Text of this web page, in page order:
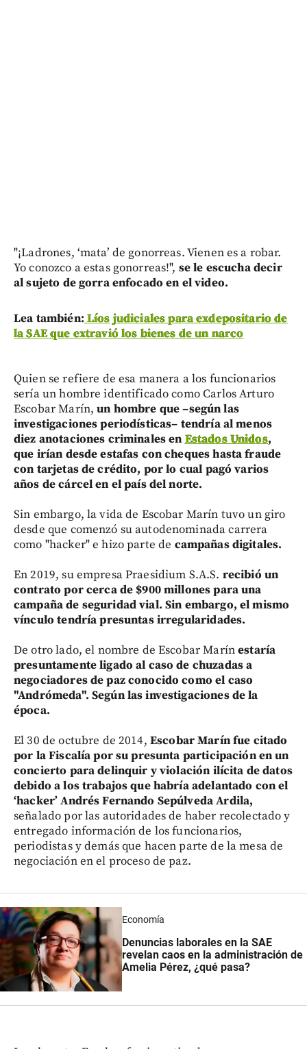
"¡Ladrones, ‘mata’ de gonorreas. Vienen es a robar.
Yo conozco a estas gonorreas!", se le escucha decir
al sujeto de gorra enfocado en el video.
Lea también: Líos judiciales para exdepositario de
la SAE que extravió los bienes de un narco
Quien se refiere de esa manera a los funcionarios
sería un hombre identificado como Carlos Arturo
Escobar Marín,un hombre que –según las
investigaciones periodísticas– tendría al menos
diez anotaciones criminales en Estados Unidos,
que irían desde estafas con cheques hasta fraude
con tarjetas de crédito, por lo cual pagó varios
años de cárcel en el país del norte.
Sin embargo, la vida de Escobar Marín tuvo un giro
desde que comenzó su autodenominada carrera
como "hacker" e hizo parte de campañas digitales.
En 2019, su empresa Praesidium S.A.S. recibió un
contrato por cerca de $900 millones para una
campaña de seguridad vial. Sin embargo, el mismo
vínculo tendría presuntas irregularidades.
De otro lado, el nombre de Escobar Marínestaría
presuntamente ligado al caso de chuzadas a
negociadores de paz conocido como el caso
"Andrómeda". Según las investigaciones de la
época.
El 30 de octubre de 2014, Escobar Marín fue citado
por la Fiscalía por su presunta participación en un
concierto para delinquir y violación ilícita de datos
debido a los trabajos que habría adelantado con el
‘hacker’ Andrés Fernando Sepúlveda Ardila,
señalado por las autoridades de haber recolectado y
entregado información de los funcionarios,
periodistas y demás que hacen parte de la mesa de
negociación en el proceso de paz.
Economía
Denuncias laborales en la SAE
revelancaos en la administración de
Amelia Pérez, ¿qué pasa?